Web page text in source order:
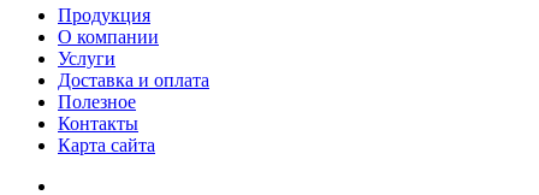
Продукция
О компании
Услуги
Доставка и оплата
Полезное
Контакты
Карта сайта